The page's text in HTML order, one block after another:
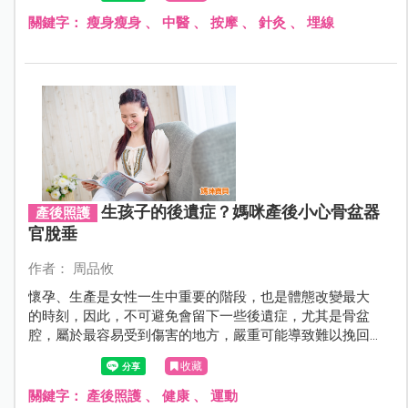
關鍵字： 瘦身瘦身、 中醫、 按摩、 針灸 、 埋線
產後照護
生孩子的後遺症？媽咪產後小心骨盆器
官脫垂
作者： 周品攸
懷孕、生產是女性一生中重要的階段，也是體態改變最大
的時刻，因此，不可避免會留下一些後遺症，尤其是骨盆
腔，屬於最容易受到傷害的地方，嚴重可能導致難以挽回
的脫垂現象或其他婦科疾病。
收藏
關鍵字： 產後照護、 健康、 運動